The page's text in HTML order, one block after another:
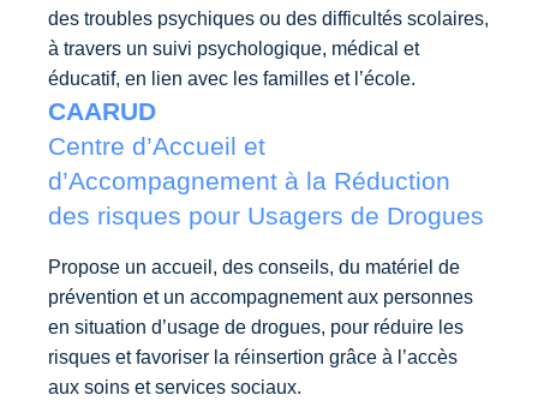
des troubles psychiques ou des difficultés scolaires,
à travers un suivi psychologique, médical et
éducatif, en lien avec les familles et l’école.
CAARUD
Centre d’Accueil et
d’Accompagnement à la Réduction
des risques pour Usagers de Drogues
Propose un accueil, des conseils, du matériel de
prévention et un accompagnement aux personnes
en situation d’usage de drogues, pour réduire les
risques et favoriser la réinsertion grâce à l’accès
aux soins et services sociaux.